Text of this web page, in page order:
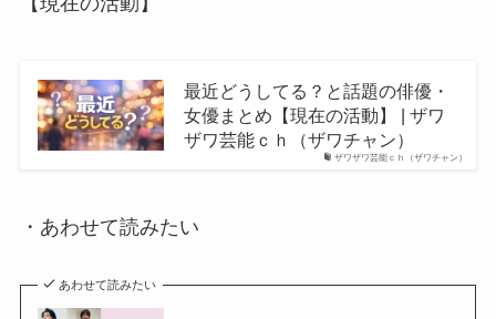
ザワザワ芸能ｃｈ（ザワチャン）
最近どうしてる？と話題の俳優・
女優まとめ【現在の活動】 | ザワ
ザワ芸能ｃｈ（ザワチャン）
・あわせて読みたい
あわせて読みたい